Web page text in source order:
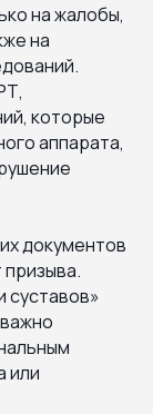
на жалобы,
на
которые
аппарата,
документов
суставов»
или